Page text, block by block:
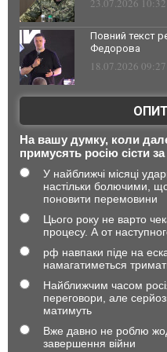
23.07.2026 10:32
Повний текст
Федорова
18.07.2026 09:27
На вашу думку, коли
примусять росію сісти
У найближчі місяці
настільки болючими,
поновити перемовини
Цього року не варто
процесу. А от
рф навпаки піде на
намагатиметься
Найближчим часом
переговори, але
матимуть
Вже давно не роблю
завершення війни